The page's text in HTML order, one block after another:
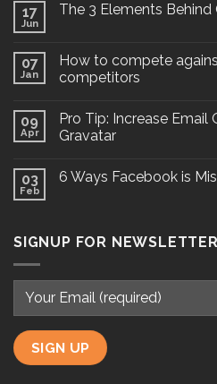
17
Jun
The 3 Elements Behind
07
Jan
How to compete
competitors
09
Apr
Pro Tip: Increase Email
Gravatar
03
Feb
6 Ways Facebook is
SIGNUP FOR NEWSLETTER